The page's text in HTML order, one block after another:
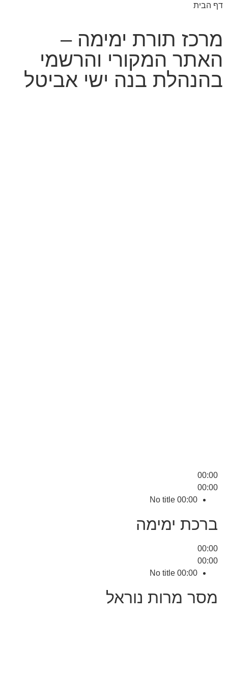
דף הבית
מרכז תורת ימימה –
האתר המקורי והרשמי
בהנהלת בנה ישי אביטל
00:00
00:00
No title 00:00
ברכת ימימה
00:00
00:00
No title 00:00
מסר מרות נוראל